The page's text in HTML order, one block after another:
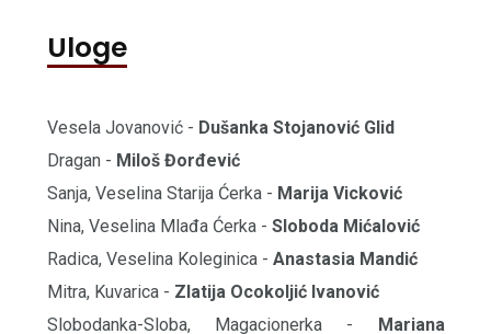
Uloge
Vesela Jovanović - Dušanka Stojanović Glid
Dragan - Miloš Đorđević
Sanja, Veselina Starija Ćerka - Marija Vicković
Nina, Veselina Mlađa Ćerka - Sloboda Mićalović
Radica, Veselina Koleginica - Anastasia Mandić
Mitra, Kuvarica - Zlatija Ocokoljić Ivanović
Slobodanka-Sloba, Magacionerka -
Mariana